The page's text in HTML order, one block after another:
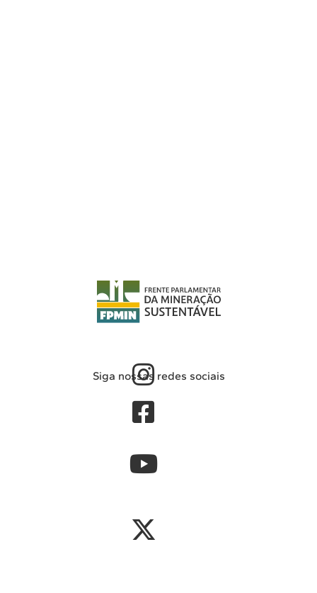
Siga nossas redes sociais